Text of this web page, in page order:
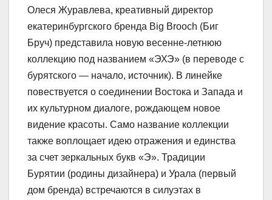
Олеся Журавлева, креативный директор
екатеринбургского бренда Big Brooch (Биг
Бруч) представила новую весенне-летнюю
коллекцию под названием «ЭХЭ» (в переводе с
бурятского — начало, источник). В линейке
повествуется о соединении Востока и Запада и
их культурном диалоге, рождающем новое
видение красоты. Само название коллекции
также воплощает идею отражения и единства
за счет зеркальных букв «Э». Традиции
Бурятии (родины дизайнера) и Урала (первый
дом бренда) встречаются в силуэтах в